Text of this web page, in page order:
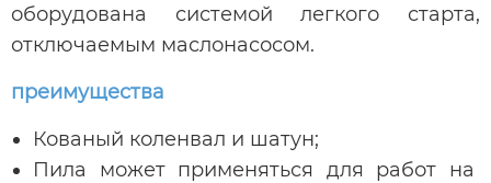
оборудована системой легкого старта,
отключаемым маслонасосом.
преимущества
Кованый коленвал и шатун;
Пила может применяться для работ на